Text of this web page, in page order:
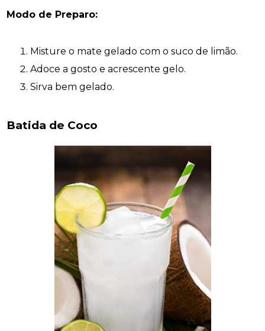
Modo de Preparo:
Misture o mate gelado com o suco de limão.
Adoce a gosto e acrescente gelo.
Sirva bem gelado.
Batida de Coco